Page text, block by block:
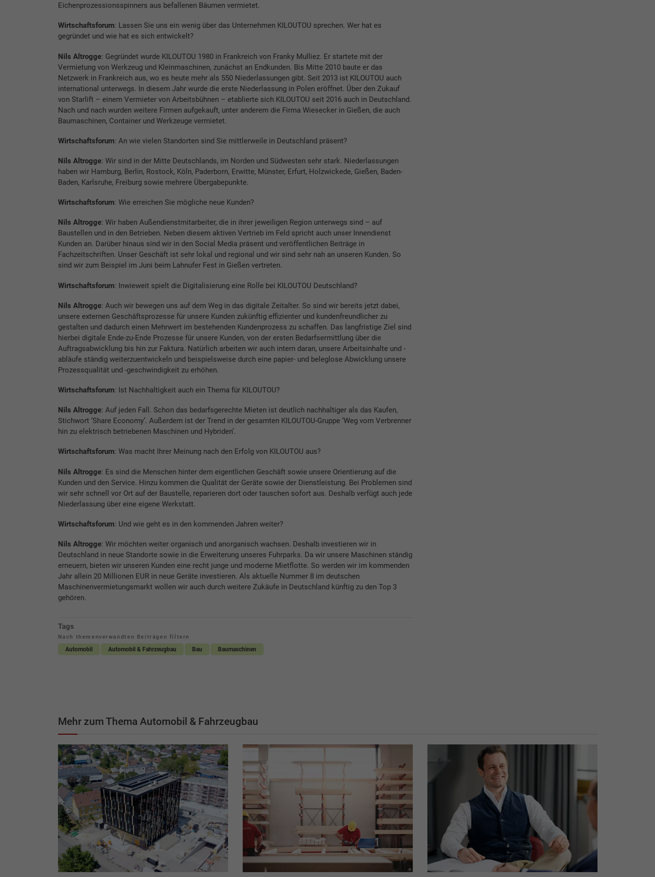
Eichenprozessionsspinners aus befallenen Bäumen vermietet.
Wirtschaftsforum: Lassen Sie uns ein wenig über das Unternehmen KILOUTOU sprechen. Wer hat es
gegründet und wie hat es sich entwickelt?
Nils Altrogge: Gegründet wurde KILOUTOU 1980 in Frankreich von Franky Mulliez. Er startete mit der
Vermietung von Werkzeug und Kleinmaschinen, zunächst an Endkunden. Bis Mitte 2010 baute er das
Netzwerk in Frankreich aus, wo es heute mehr als 550 Niederlassungen gibt. Seit 2013 ist KILOUTOU auch
international unterwegs. In diesem Jahr wurde die erste Niederlassung in Polen eröffnet. Über den Zukauf
von Starlift – einem Vermieter von Arbeitsbühnen – etablierte sich KILOUTOU seit 2016 auch in Deutschland.
Nach und nach wurden weitere Firmen aufgekauft, unter anderem die Firma Wiesecker in Gießen, die auch
Baumaschinen, Container und Werkzeuge vermietet.
Wirtschaftsforum: An wie vielen Standorten sind Sie mittlerweile in Deutschland präsent?
Nils Altrogge: Wir sind in der Mitte Deutschlands, im Norden und Südwesten sehr stark. Niederlassungen
haben wir Hamburg, Berlin, Rostock, Köln, Paderborn, Erwitte, Münster, Erfurt, Holzwickede, Gießen, Baden-
Baden, Karlsruhe, Freiburg sowie mehrere Übergabepunkte.
Wirtschaftsforum: Wie erreichen Sie mögliche neue Kunden?
Nils Altrogge: Wir haben Außendienstmitarbeiter, die in ihrer jeweiligen Region unterwegs sind – auf
Baustellen und in den Betrieben. Neben diesem aktiven Vertrieb im Feld spricht auch unser Innendienst
Kunden an. Darüber hinaus sind wir in den Social Media präsent und veröffentlichen Beiträge in
Fachzeitschriften. Unser Geschäft ist sehr lokal und regional und wir sind sehr nah an unseren Kunden. So
sind wir zum Beispiel im Juni beim Lahnufer Fest in Gießen vertreten.
Wirtschaftsforum: Inwieweit spielt die Digitalisierung eine Rolle bei KILOUTOU Deutschland?
Nils Altrogge: Auch wir bewegen uns auf dem Weg in das digitale Zeitalter. So sind wir bereits jetzt dabei,
unsere externen Geschäftsprozesse für unsere Kunden zukünftig effizienter und kundenfreundlicher zu
gestalten und dadurch einen Mehrwert im bestehenden Kundenprozess zu schaffen. Das langfristige Ziel sind
hierbei digitale Ende-zu-Ende Prozesse für unsere Kunden, von der ersten Bedarfsermittlung über die
Auftragsabwicklung bis hin zur Faktura. Natürlich arbeiten wir auch intern daran, unsere Arbeitsinhalte und -
abläufe ständig weiterzuentwickeln und beispielsweise durch eine papier- und beleglose Abwicklung unsere
Prozessqualität und -geschwindigkeit zu erhöhen.
Wirtschaftsforum: Ist Nachhaltigkeit auch ein Thema für KILOUTOU?
Nils Altrogge: Auf jeden Fall. Schon das bedarfsgerechte Mieten ist deutlich nachhaltiger als das Kaufen,
Stichwort ‘Share Economy’. Außerdem ist der Trend in der gesamten KILOUTOU-Gruppe ‘Weg vom Verbrenner
hin zu elektrisch betriebenen Maschinen und Hybriden’.
Wirtschaftsforum: Was macht Ihrer Meinung nach den Erfolg von KILOUTOU aus?
Nils Altrogge: Es sind die Menschen hinter dem eigentlichen Geschäft sowie unsere Orientierung auf die
Kunden und den Service. Hinzu kommen die Qualität der Geräte sowie der Dienstleistung. Bei Problemen sind
wir sehr schnell vor Ort auf der Baustelle, reparieren dort oder tauschen sofort aus. Deshalb verfügt auch jede
Niederlassung über eine eigene Werkstatt.
Wirtschaftsforum: Und wie geht es in den kommenden Jahren weiter?
Nils Altrogge: Wir möchten weiter organisch und anorganisch wachsen. Deshalb investieren wir in
Deutschland in neue Standorte sowie in die Erweiterung unseres Fuhrparks. Da wir unsere Maschinen ständig
erneuern, bieten wir unseren Kunden eine recht junge und moderne Mietflotte. So werden wir im kommenden
Jahr allein 20 Millionen EUR in neue Geräte investieren. Als aktuelle Nummer 8 im deutschen
Maschinenvermietungsmarkt wollen wir auch durch weitere Zukäufe in Deutschland künftig zu den Top 3
gehören.
Tags
Nach themenverwandten Beiträgen filtern
Automobil Automobil & Fahrzeugbau Bau Baumaschinen
Mehr zum Thema Automobil & Fahrzeugbau